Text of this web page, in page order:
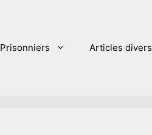
Prisonniers Articles divers